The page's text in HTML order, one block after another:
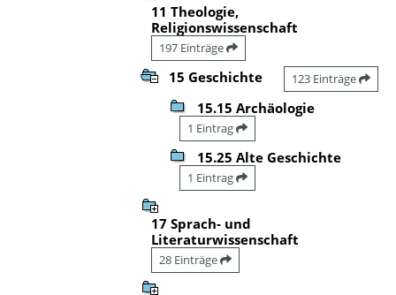
11 Theologie,
Religionswissenschaft
197 Einträge
15 Geschichte 123 Einträge
15.15 Archäologie
1 Eintrag
15.25 Alte Geschichte
1 Eintrag
17 Sprach- und
Literaturwissenschaft
28 Einträge